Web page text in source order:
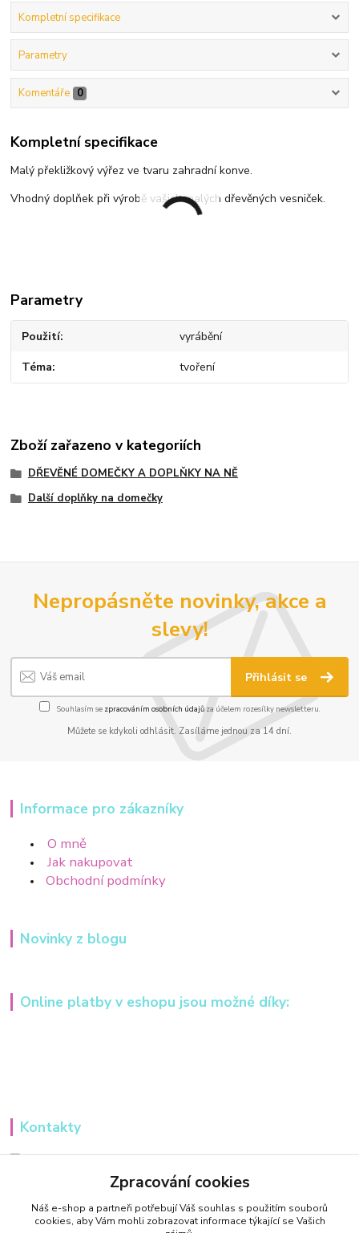
Kompletní specifikace
Parametry
Komentáře 0
Kompletní specifikace
Malý překližkový výřez ve tvaru zahradní konve.
Vhodný doplňek při výrobě vašich malých dřevěných vesniček.
Parametry
Použití vyrábění
Téma tvoření
Zboží zařazeno v kategoriích
DŘEVĚNÉ DOMEČKY A DOPLŇKY NA NĚ
Další doplňky na domečky
Nepropásněte novinky, akce a
slevy!
Přihlásit se
Souhlasím se zpracováním osobních údajůza účelem rozesílky newsletteru.
Můžete se kdykoli odhlásit. Zasíláme jednou za 14 dní.
Informace pro zákazníky
O mně
Jak nakupovat
Obchodní podmínky
Novinky z blogu
Online platby v eshopu jsou možné díky:
Kontakty
+420 607984148
info@tvorivadilnicka.cz
Zpracování cookies
Náš e-shop a partneři potřebují Váš souhlas s použitím souborů
cookies, aby Vám mohli zobrazovat informace týkající se Vašich